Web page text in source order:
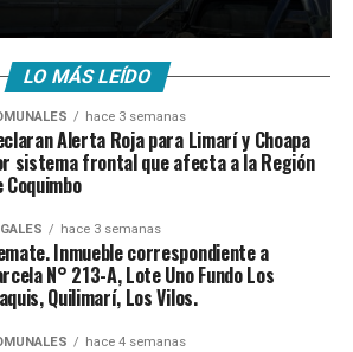
LO MÁS LEÍDO
hace 3 semanas
Alerta Roja para Limarí y Choapa
sistema frontal que afecta a la Región
Coquimbo
hace 3 semanas
Inmueble correspondiente a
N° 213-A, Lote Uno Fundo Los
Quilimarí, Los Vilos.
hace 4 semanas